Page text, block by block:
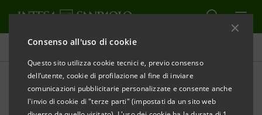
Consenso all'uso di cookie
Questo sito utilizza cookie tecnici e, previo consenso
dell’utente, cookie di profilazione al fine di inviare
comunicazioni pubblicitarie personalizzate e consente anche
l'invio di cookie di "terze parti" (impostati da un sito web
Comunicati stampa
STAMPA AGGIORNA
INTESA SANPAOLO MOBILE MIGLIORE APP DI
BANKING